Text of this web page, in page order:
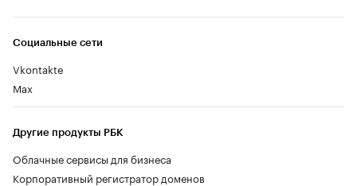
Социальные сети
Vkontakte
Max
Другие продукты РБК
Облачные сервисы для бизнеса
Корпоративный регистратор доменов